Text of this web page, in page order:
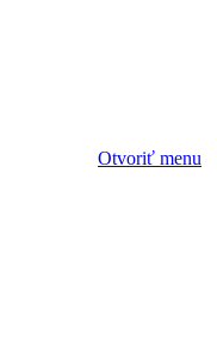
Otvoriť menu